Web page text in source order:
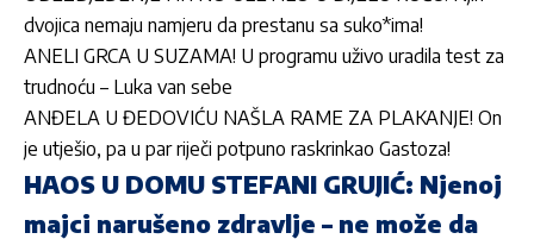
dvojica nemaju namjeru da prestanu sa suko*ima!
ANELI GRCA U SUZAMA! U programu uživo uradila test za
trudnoću – Luka van sebe
ANĐELA U ĐEDOVIĆU NAŠLA RAME ZA PLAKANJE! On
je utješio, pa u par riječi potpuno raskrinkao Gastoza!
HAOS U DOMU STEFANI GRUJIĆ: Njenoj
majci narušeno zdravlje – ne može da